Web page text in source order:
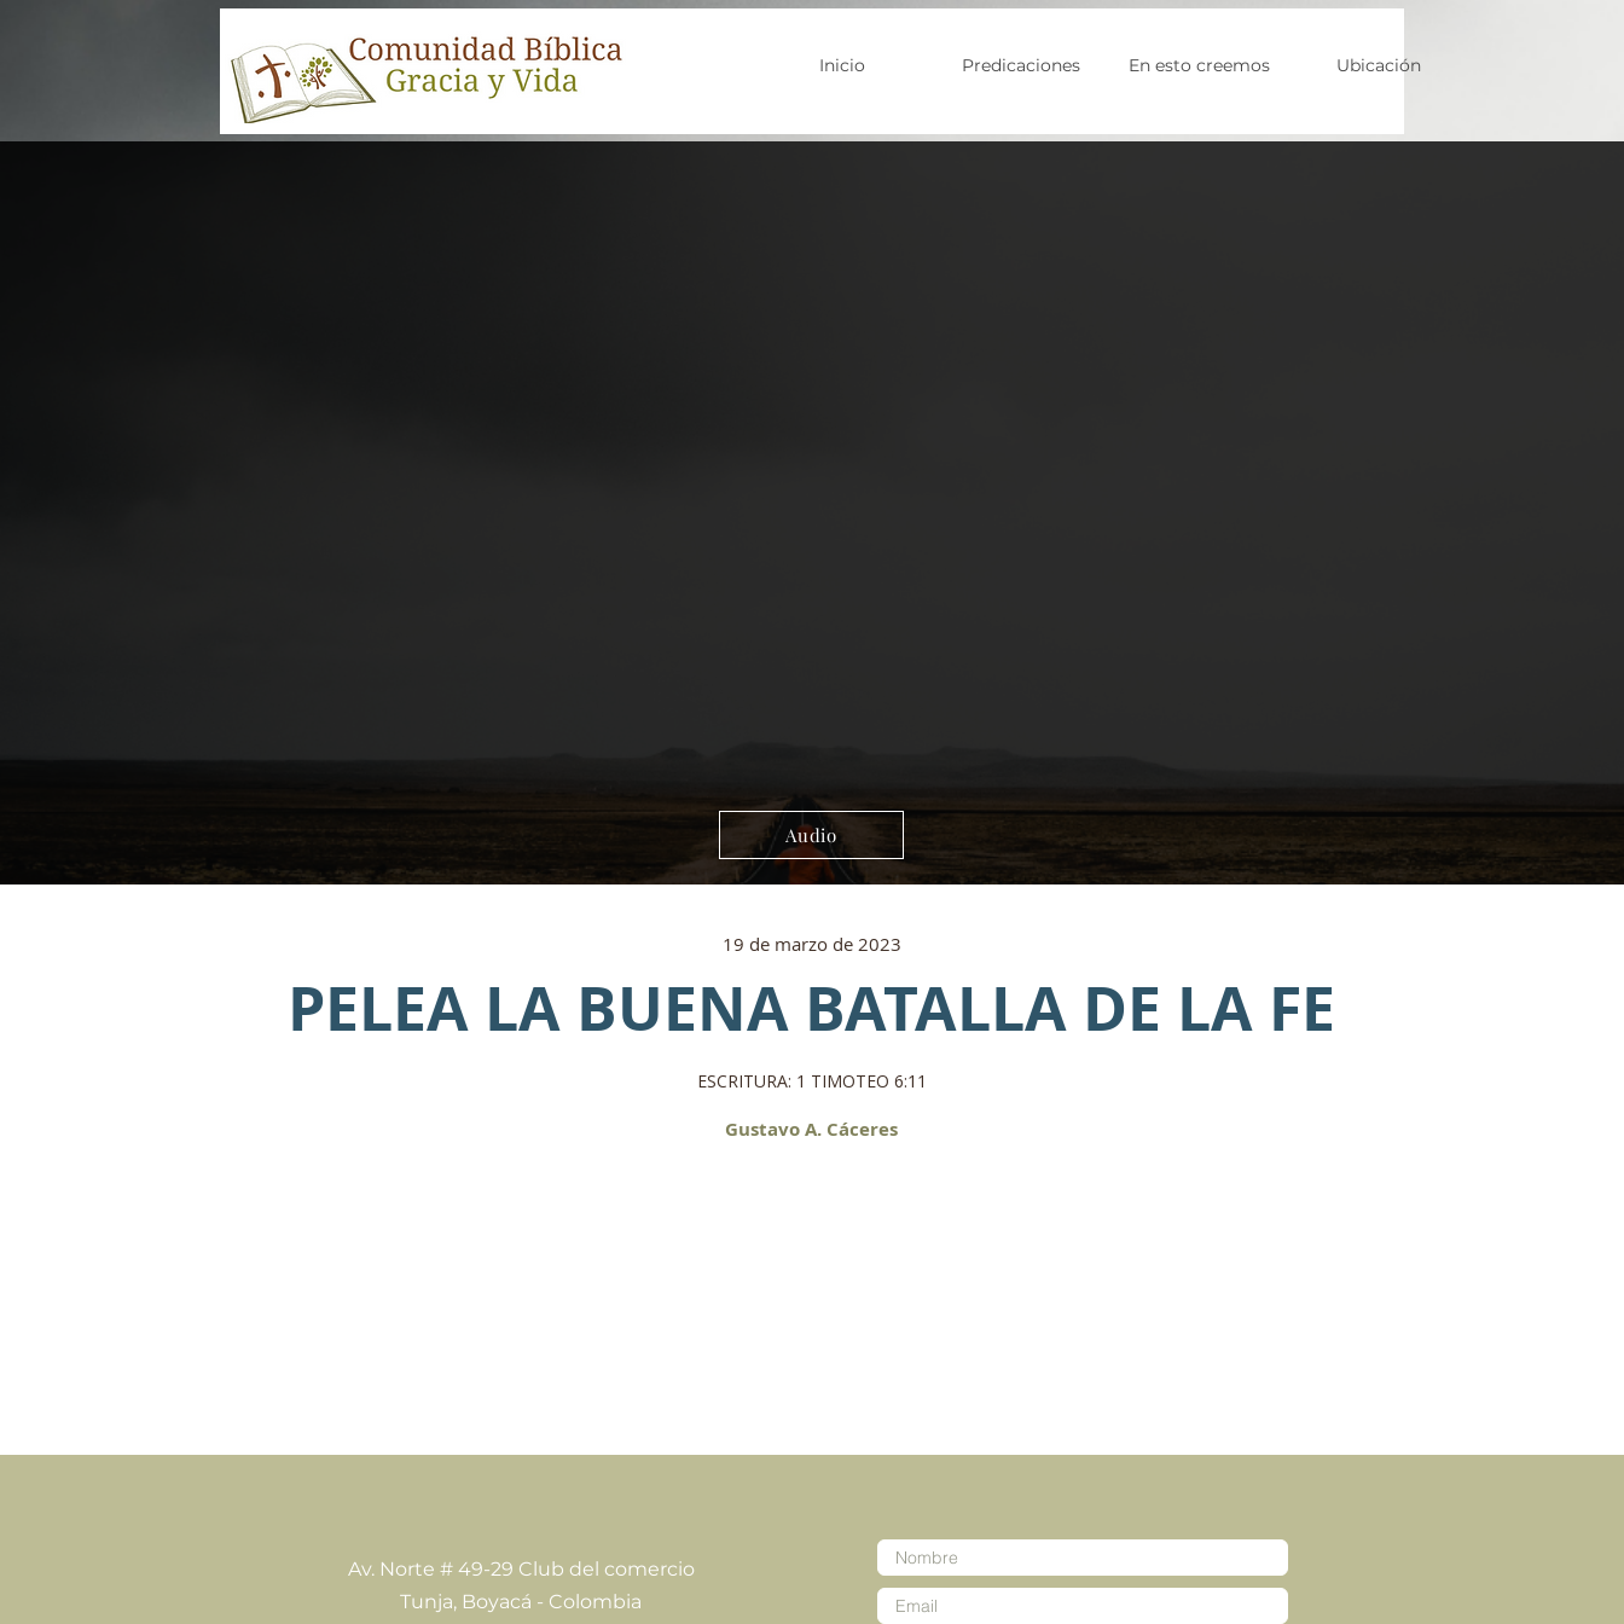
Inicio Predicaciones En esto creemos Ubicación
Audio
19 de marzo de 2023
PELEA LA BUENA BATALLA DE LA FE
ESCRITURA: 1 TIMOTEO 6:11
Gustavo A. Cáceres
Av. Norte # 49-29 Club del comercio
Tunja, Boyacá - Colombia